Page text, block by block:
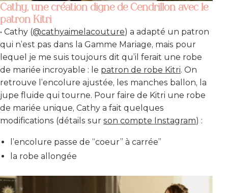
Cathy, une création digne de Cendrillon avec le
patron Kitri
• Cathy (@cathyaimelacouture) a adapté un patron
qui n’est pas dans la Gamme Mariage, mais pour
lequel je me suis toujours dit qu’il ferait une robe
de mariée incroyable : le patron de robe Kitri. On
retrouve l’encolure ajustée, les manches ballon, la
jupe fluide qui tourne. Pour faire de Kitri une robe
de mariée unique, Cathy a fait quelques
modifications (détails sur son compte Instagram) :
l’encolure passe de “coeur” à carrée”
la robe allongée